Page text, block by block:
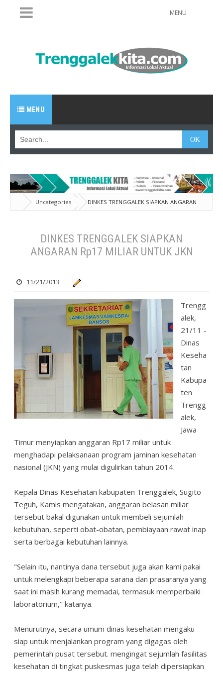
MENU
MENU
Uncategories
DINKES TRENGGALEK SIAPKAN ANGARAN
Rp17 MILIAR UNTUK JKN
DINKES TRENGGALEK SIAPKAN
ANGARAN Rp17 MILIAR UNTUK JKN
11/21/2013
Trengg
alek,
21/11 -
Dinas
Keseha
tan
Kabupa
ten
Trengg
alek,
Jawa
Timur menyiapkan anggaran Rp17 miliar untuk
menghadapi pelaksanaan program jaminan kesehatan
nasional (JKN) yang mulai digulirkan tahun 2014.
Kepala Dinas Kesehatan kabupaten Trenggalek, Sugito
Teguh, Kamis mengatakan, anggaran belasan miliar
tersebut bakal digunakan untuk membeli sejumlah
kebutuhan, seperti obat-obatan, pembiayaan rawat inap
serta berbagai kebutuhan lainnya.
"Selain itu, nantinya dana tersebut juga akan kami pakai
untuk melengkapi beberapa sarana dan prasaranya yang
saat ini masih kurang memadai, termasuk memperbaiki
laboratorium," katanya.
Menurutnya, secara umum dinas kesehatan mengaku
siap untuk menjalankan program yang digagas oleh
pemerintah pusat tersebut. mengingat sejumlah fasilitas
kesehatan di tingkat puskesmas juga telah dipersiapkan